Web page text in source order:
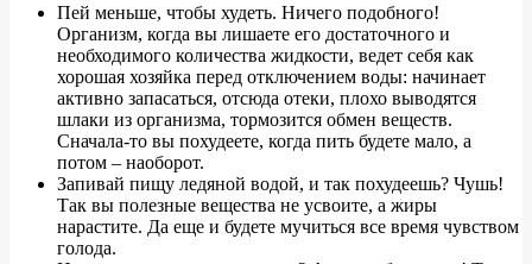
Пей меньше, чтобы худеть. Ничего подобного!
Организм, когда вы лишаете его достаточного и
необходимого количества жидкости, ведет себя как
хорошая хозяйка перед отключением воды: начинает
активно запасаться, отсюда отеки, плохо выводятся
шлаки из организма, тормозится обмен веществ.
Сначала-то вы похудеете, когда пить будете мало, а
потом – наоборот.
Запивай пищу ледяной водой, и так похудеешь? Чушь!
Так вы полезные вещества не усвоите, а жиры
нарастите. Да еще и будете мучиться все время чувством
голода.